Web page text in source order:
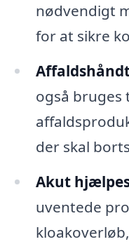
nødvendigt
for at sikre
også bruges
der skal
Akut
uventede